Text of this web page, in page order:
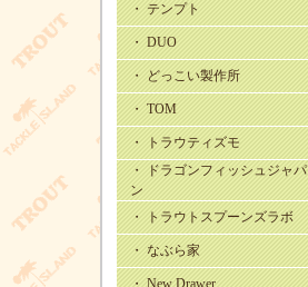
・ テンプト
・ DUO
・ どっこい製作所
・ TOM
・ トラウティズモ
・ ドラゴンフィッシュジャパ
ン
・ トラウトスプーンズラボ
・ なぶら家
・ New Drawer